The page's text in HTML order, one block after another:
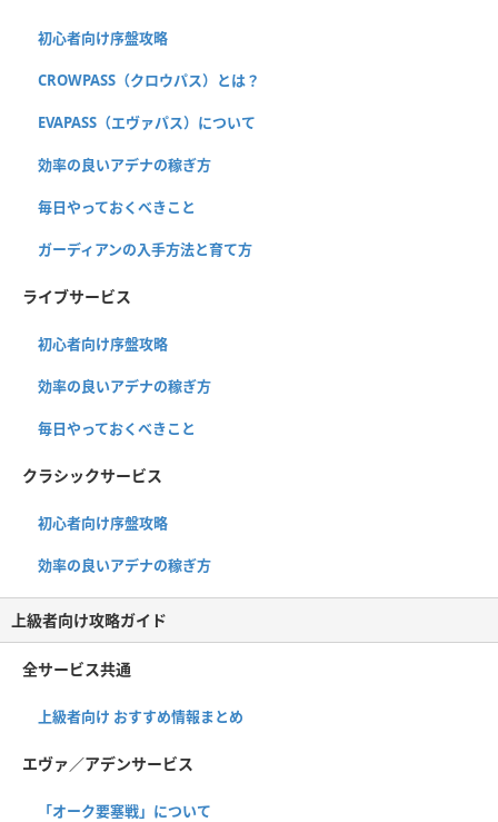
初心者向け序盤攻略
CROWPASS（クロウパス）とは？
EVAPASS（エヴァパス）について
効率の良いアデナの稼ぎ方
毎日やっておくべきこと
ガーディアンの入手方法と育て方
ライブサービス
初心者向け序盤攻略
効率の良いアデナの稼ぎ方
毎日やっておくべきこと
クラシックサービス
初心者向け序盤攻略
効率の良いアデナの稼ぎ方
上級者向け攻略ガイド
全サービス共通
上級者向け おすすめ情報まとめ
エヴァ／アデンサービス
「オーク要塞戦」について